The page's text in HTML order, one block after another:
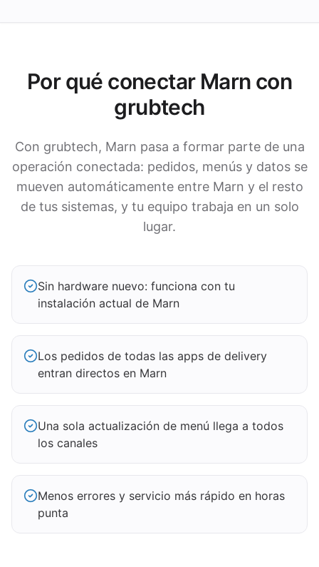
Por qué conectar Marn con
grubtech
Con grubtech, Marn pasa a formar parte de una
operación conectada: pedidos, menús y datos se
mueven automáticamente entre Marn y el resto
de tus sistemas, y tu equipo trabaja en un solo
lugar.
Sin hardware nuevo: funciona con tu
instalación actual de Marn
Los pedidos de todas las apps de delivery
entran directos en Marn
Una sola actualización de menú llega a todos
los canales
Menos errores y servicio más rápido en horas
punta